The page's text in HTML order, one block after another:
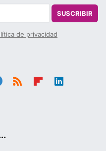
SUSCRIBIR
de privacidad